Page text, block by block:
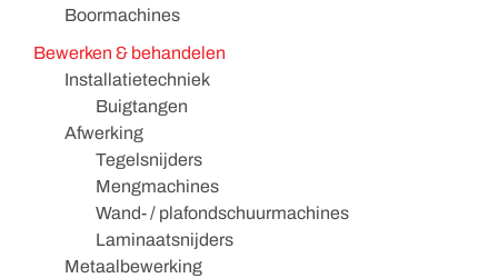
Boormachines
Bewerken & behandelen
Installatietechniek
Buigtangen
Afwerking
Tegelsnijders
Mengmachines
Wand- / plafondschuurmachines
Laminaatsnijders
Metaalbewerking